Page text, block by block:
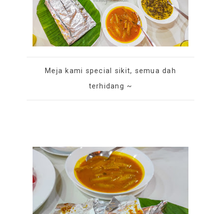
Meja kami special sikit, semua dah
terhidang ~